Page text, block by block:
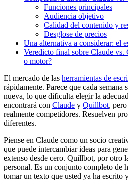
Funciones principales
Audiencia objetivo
Calidad del contenido y
Desglose de precios
Una alternativa a considerar: el
Veredicto final sobre Claude
o motor?
El mercado de las herramientas de
rápidamente. Parece que cada semana
nueva, lo que dificulta elegir la
encontrará con Claude y Quillbot,
realmente competidores. Resuelven
diferentes.
Piense en Claude como un socio
que puede intercambiar ideas para
extenso desde cero. Quillbot, por otro
personal. Es un conjunto completo de
tomar un texto que usted ya ha escrito